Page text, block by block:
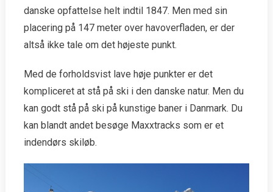
danske opfattelse helt indtil 1847. Men med sin
placering på 147 meter over havoverfladen, er der
altså ikke tale om det højeste punkt.
Med de forholdsvist lave høje punkter er det
kompliceret at stå på ski i den danske natur. Men du
kan godt stå på ski på kunstige baner i Danmark. Du
kan blandt andet besøge Maxxtracks som er et
indendørs skiløb.